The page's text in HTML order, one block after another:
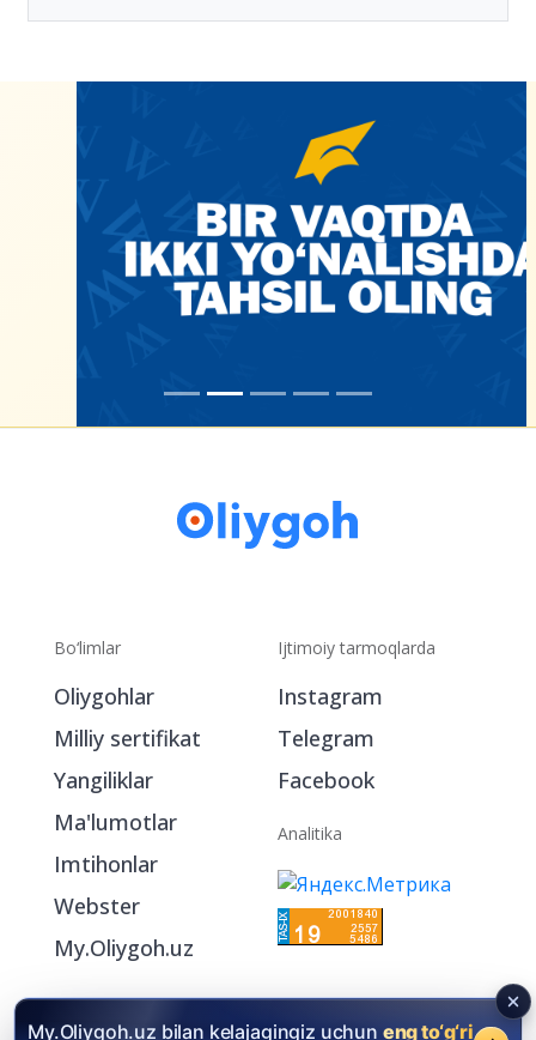
Bo‘limlar
Oliygohlar
Milliy sertifikat
Yangiliklar
Ma'lumotlar
Imtihonlar
Webster
My.Oliygoh.uz
Ijtimoiy tarmoqlarda
Instagram
Telegram
Facebook
Analitika
My.Oliygoh.uz bilan kelajagingiz uchun eng to‘g‘ri